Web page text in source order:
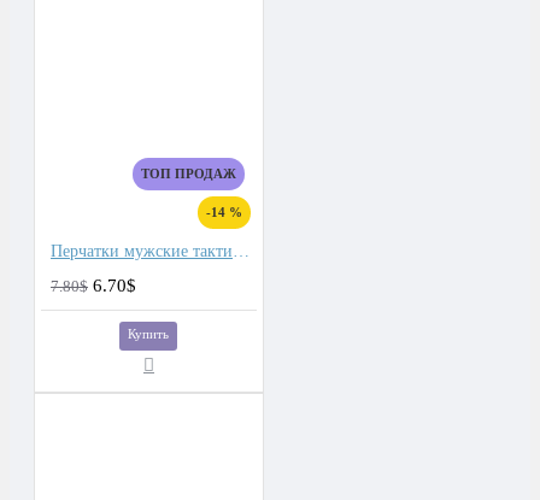
ТОП ПРОДАЖ
-14 %
Перчатки мужские тактические
7.80$ 6.70$
Купить